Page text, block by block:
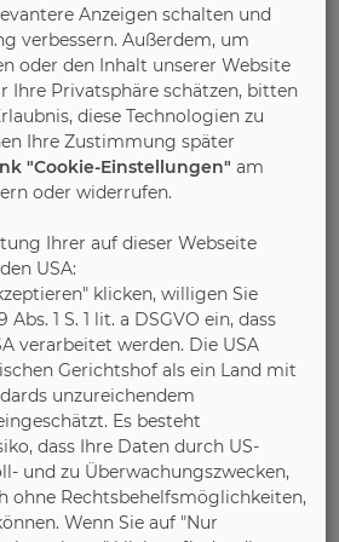
Kriterium Design muss bei
Kindermöbeln ästhetische
eine ordentliche
und die durch den Preis
einhalten. Zu „piefige“,
langweilige Kindermöbel
gute Marktperformance.
klar, geht es um die
Stil hängt eng mit dem
zusammen. Die
Gegenwart führt zur
Im aktuellen
überwiegen daher Möbel und
die romantisch, leicht,
und träumerisch anmuten.
zur harten Realität. Wer
will es behüten und
Anzeigen schalten und
verbessern. Außerdem, um
oder den Inhalt unserer Website
Ihre Privatsphäre schätzen, bitten
diese Technologien zu
Ihre Zustimmung später
"Cookie-Einstellungen" am
oder widerrufen.
Ihrer auf dieser Webseite
USA:
klicken, willigen Sie
1 S. 1 lit. a DSGVO ein, dass
verarbeitet werden. Die USA
Gerichtshof als ein Land mit
unzureichendem
Es besteht
dass Ihre Daten durch US-
und zu Überwachungszwecken,
ohne Rechtsbehelfsmöglichkeiten,
Wenn Sie auf "Nur